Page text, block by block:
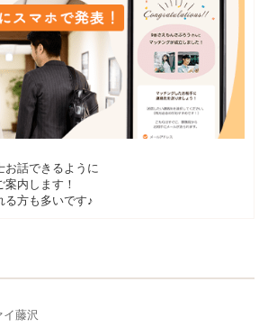
お話できるように
内します！
る方も多いです♪
イ藤沢